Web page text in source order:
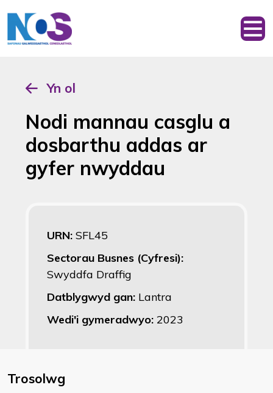
Yn ol
Nodi mannau casglu a
dosbarthu addas ar
gyfer nwyddau
URN: SFL45
Sectorau Busnes (Cyfresi):
Swyddfa Draffig
Datblygwyd gan: Lantra
Wedi'i gymeradwyo: 2023
Trosolwg